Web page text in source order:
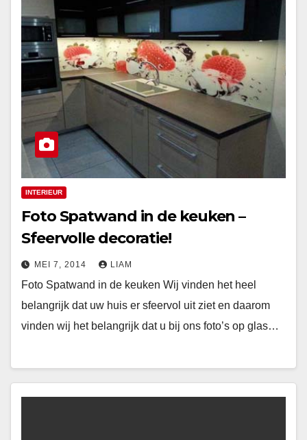
INTERIEUR
Foto Spatwand in de keuken –
Sfeervolle decoratie!
MEI 7, 2014 LIAM
Foto Spatwand in de keuken Wij vinden het heel
belangrijk dat uw huis er sfeervol uit ziet en daarom
vinden wij het belangrijk dat u bij ons foto’s op glas…